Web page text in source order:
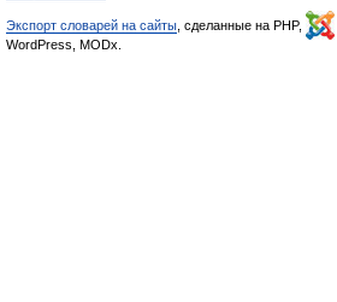
Экспорт словарей на сайты , сделанные на PHP,
WordPress, MODx.